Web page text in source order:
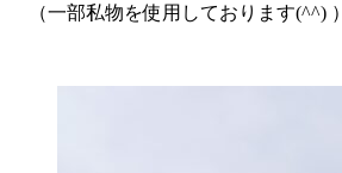
（一部私物を使用しております(^^) ）